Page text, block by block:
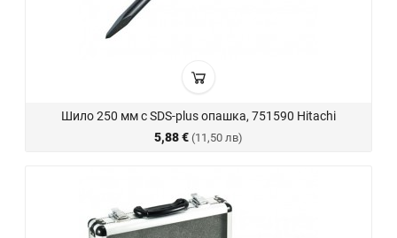
Шило 250 мм с SDS-plus опашка, 751590 Hitachi
5,88 € (11,50 лв)